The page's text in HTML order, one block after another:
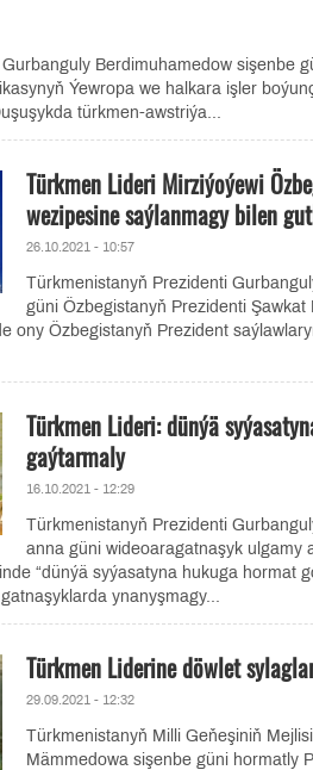
Berdimuhamedow sişenbe
Ýewropa we halkara işler
türkmen-awstriýa...
Türkmen Lideri Mirziýoýewi
wezipesine saýlanmagy bilen
26.10.2021 - 10:57
Türkmenistanyň Prezidenti
güni Özbegistanyň Prezidenti
ony Özbegistanyň Prezident
Türkmen Lideri: dünýä
gaýtarmaly
16.10.2021 - 12:29
Türkmenistanyň Prezidenti
anna güni wideoaragatnaşyk ulgamy
“dünýä syýasatyna hukuga hormat
ynanyşmagy...
Türkmen Liderine döwlet
29.09.2021 - 12:32
Türkmenistanyň Milli Geňeşiniň
Mämmedowa sişenbe güni hormatly